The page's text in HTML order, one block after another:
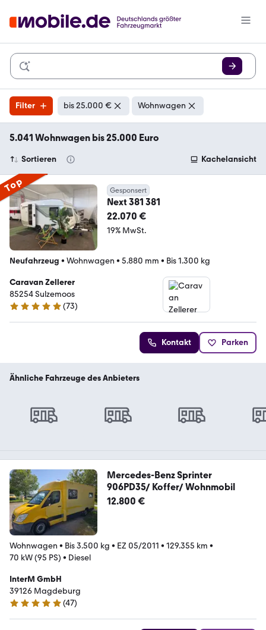
Filter bis 25.000 € Wohnwagen
5.041 Wohnwagen bis 25.000 Euro
Sortieren Kachelansicht
Top Gesponsert
Next 381 381
22.070 €
19% MwSt.
Neufahrzeug • Wohnwagen • 5.880 mm • Bis 1.300 kg
Caravan Zellerer
85254 Sulzemoos
4.8 Sterne
(73)
Kontakt Parken
Ähnliche Fahrzeuge des Anbieters
Mercedes-Benz Sprinter
906PD35/ Koffer/ Wohnmobil
12.800 €
Wohnwagen • Bis 3.500 kg • EZ 05/2011 • 129.355 km •
70 kW (95 PS) • Diesel
InterM GmbH
39126 Magdeburg
5 Sterne
(47)